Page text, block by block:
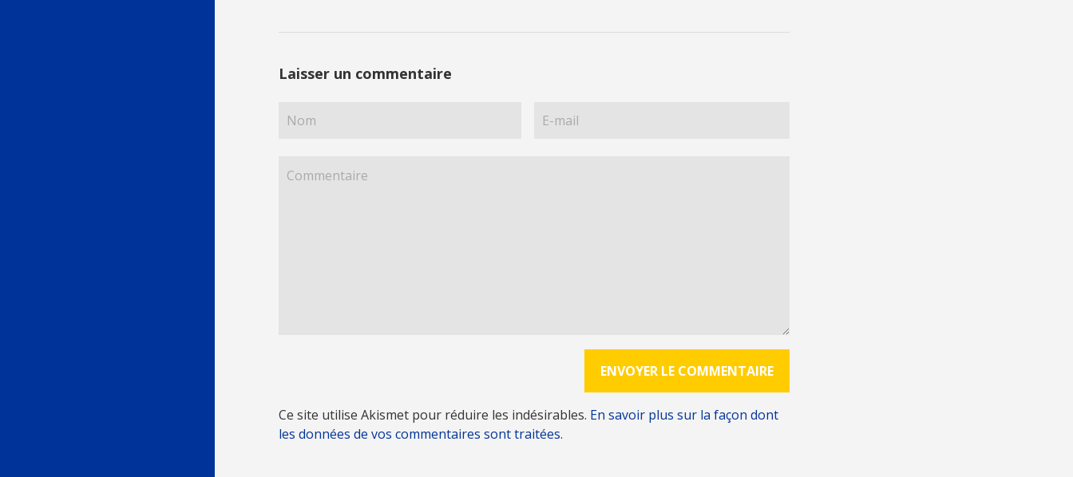
Laisser un commentaire
Ce site utilise Akismet pour réduire les indésirables. En savoir plus sur la façon dont
les données de vos commentaires sont traitées.